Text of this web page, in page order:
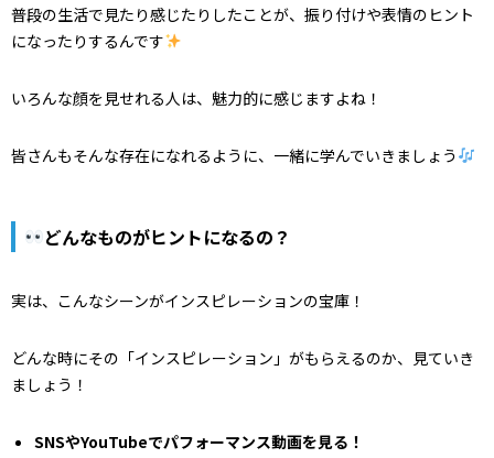
普段の生活で見たり感じたりしたことが、振り付けや表情のヒント
になったりするんです
いろんな顔を見せれる人は、魅力的に感じますよね！
皆さんもそんな存在になれるように、一緒に学んでいきましょう
どんなものがヒントになるの？
実は、こんなシーンがインスピレーションの宝庫！
どんな時にその「インスピレーション」がもらえるのか、見ていき
ましょう！
SNSやYouTubeでパフォーマンス動画を見る！